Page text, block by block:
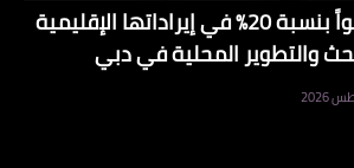
هيمالايا تحقق نمواً بنسبة 20% في إيراداتها الإقليمية
والتطوير المحلية في دبي